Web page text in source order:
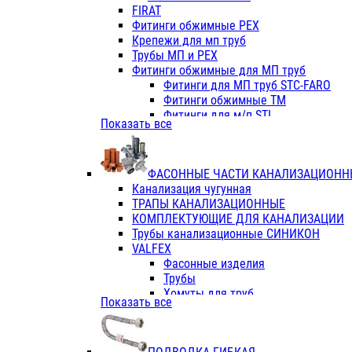
Фитинги ПП белые
Фитинги ПП белые
Фитинги ППс металл.белые
VALFEX
Трубы PE-RT
Трубы ПП водопровод белые
Трубы ПП водопровод серые
Трубы армированные
Трубы армированные
Фитинги с металл. серые
Фитинги ПП (серые)
Фитинги ПП белые
Краны
Фитинги ПП (белые)
Фитинги ПП с металлом белые
ПК КОНТУР
Краны полипропиленовые
Трубы полипропиленивые
FIRAT
Фитинги обжимные PEX
Крепежи для мп труб
Трубы МП и PEX
Фитинги обжимные для МП труб
Фитинги для МП труб STC-FARO
Фитинги обжимные ТМ
Фитинги для м/п STI
Фитинги для МП труб TITAN
TK
VALFEX
Показать все
ФАСОННЫЕ ЧАСТИ
Канализация чугунная
ТРАПЫ КАНАЛИЗАЦИОННЫЕ
КОМПЛЕКТУЮЩИЕ ДЛЯ КАНАЛИЗАЦИИ
Трубы канализационные СИНИКОН
VALFEX
Фасонные изделия
Трубы
Хомуты для труб
ПВХ (стройполимер)
Показать все